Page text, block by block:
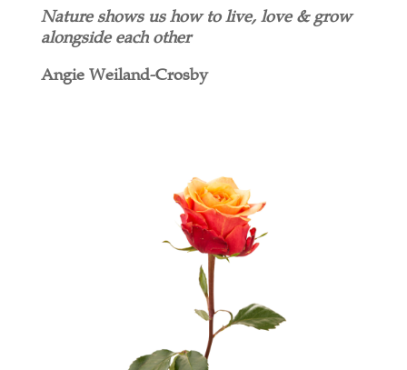
Nature shows us how to live, love & grow
alongside each other
Angie Weiland-Crosby